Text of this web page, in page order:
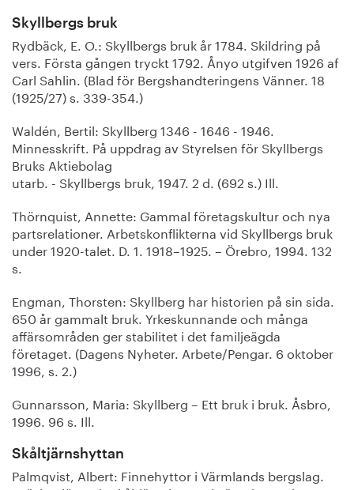
Skyllbergs bruk
Rydbäck, E. O.: Skyllbergs bruk år 1784. Skildring på
vers. Första gången tryckt 1792. Ånyo utgifven 1926 af
Carl Sahlin. (Blad för Bergshandteringens Vänner. 18
(1925/27) s. 339-354.)
Waldén, Bertil: Skyllberg 1346 - 1646 - 1946.
Minnesskrift. På uppdrag av Styrelsen för Skyllbergs
Bruks Aktiebolag
utarb. - Skyllbergs bruk, 1947. 2 d. (692 s.) Ill.
Thörnquist, Annette: Gammal företagskultur och nya
partsrelationer. Arbetskonflikterna vid Skyllbergs bruk
under 1920-talet. D. 1. 1918–1925. – Örebro, 1994. 132
s.
Engman, Thorsten: Skyllberg har historien på sin sida.
650 år gammalt bruk. Yrkeskunnande och många
affärsområden ger stabilitet i det familjeägda
företaget. (Dagens Nyheter. Arbete/Pengar. 6 oktober
1996, s. 2.)
Gunnarsson, Maria: Skyllberg – Ett bruk i bruk. Åsbro,
1996. 96 s. Ill.
Skåltjärnshyttan
Palmqvist, Albert: Finnehyttor i Värmlands bergslag.